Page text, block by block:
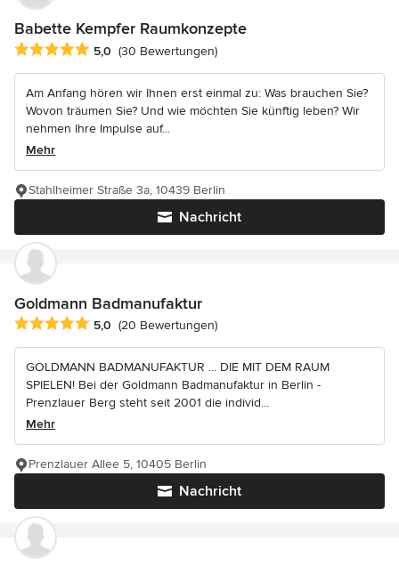
Babette Kempfer Raumkonzepte
Durchschnittliche Bewertung: 5 von 5 Sternen
5,0 (30 Bewertungen)
Am Anfang hören wir Ihnen erst einmal zu: Was brauchen Sie?
Wovon träumen Sie? Und wie möchten Sie künftig leben? Wir
nehmen Ihre Impulse auf...
Mehr
Nachricht
Stahlheimer Straße 3a, 10439 Berlin
Goldmann Badmanufaktur
Durchschnittliche Bewertung: 5 von 5 Sternen
5,0 (20 Bewertungen)
GOLDMANN BADMANUFAKTUR ... DIE MIT DEM RAUM
SPIELEN! Bei der Goldmann Badmanufaktur in Berlin -
Prenzlauer Berg steht seit 2001 die individ...
Mehr
Nachricht
Prenzlauer Allee 5, 10405 Berlin